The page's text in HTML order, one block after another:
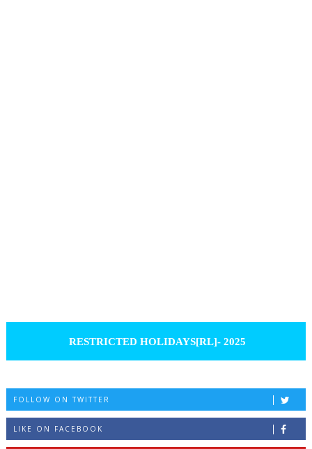
RESTRICTED HOLIDAYS[RL]- 2025
FOLLOW ON TWITTER
LIKE ON FACEBOOK